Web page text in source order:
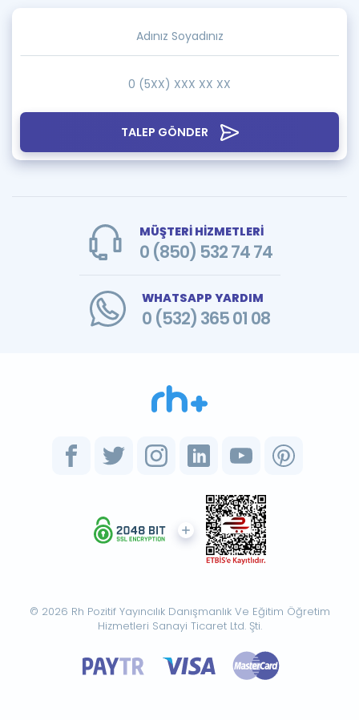
TALEP GÖNDER
MÜŞTERİ HİZMETLERİ
0 (850) 532 74 74
WHATSAPP YARDIM
0 (532) 365 01 08
© 2026 Rh Pozitif Yayıncılık Danışmanlık Ve Eğitim Öğretim
Hizmetleri Sanayi Ticaret Ltd. Şti.